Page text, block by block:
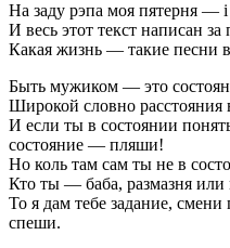
На заду рэпа моя пятерня —
И весь этот текст написан
Какая жизнь — такие песни в
Быть мужиком — это
Широкой словно расстояния
И если ты в состоянии
состояние — пляши!
Но коль там сам ты не в
Кто ты — баба, размазня
То я дам тебе задание, смени
спеши.